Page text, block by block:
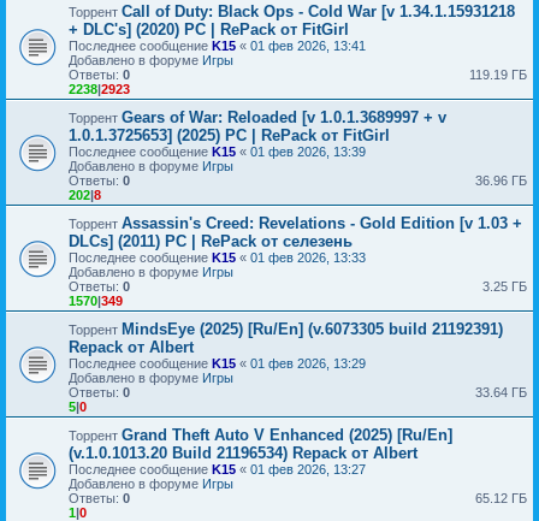
Торрент Call of Duty: Black Ops - Cold War [v 1.34.1.15931218
+ DLC's] (2020) PC | RePack от FitGirl
Последнее сообщение K15 « 01 фев 2026, 13:41
Добавлено в форуме Игры
Ответы: 0
2238|2923
119.19 ГБ
Торрент Gears of War: Reloaded [v 1.0.1.3689997 + v
1.0.1.3725653] (2025) PC | RePack от FitGirl
Последнее сообщение K15 « 01 фев 2026, 13:39
Добавлено в форуме Игры
Ответы: 0
202|8
36.96 ГБ
Торрент Assassin's Creed: Revelations - Gold Edition [v 1.03 +
DLCs] (2011) PC | RePack от селезень
Последнее сообщение K15 « 01 фев 2026, 13:33
Добавлено в форуме Игры
Ответы: 0
1570|349
3.25 ГБ
Торрент MindsEye (2025) [Ru/En] (v.6073305 build 21192391)
Repack от Albert
Последнее сообщение K15 « 01 фев 2026, 13:29
Добавлено в форуме Игры
Ответы: 0
5|0
33.64 ГБ
Торрент Grand Theft Auto V Enhanced (2025) [Ru/En]
(v.1.0.1013.20 Build 21196534) Repack от Albert
Последнее сообщение K15 « 01 фев 2026, 13:27
Добавлено в форуме Игры
Ответы: 0
1|0
65.12 ГБ